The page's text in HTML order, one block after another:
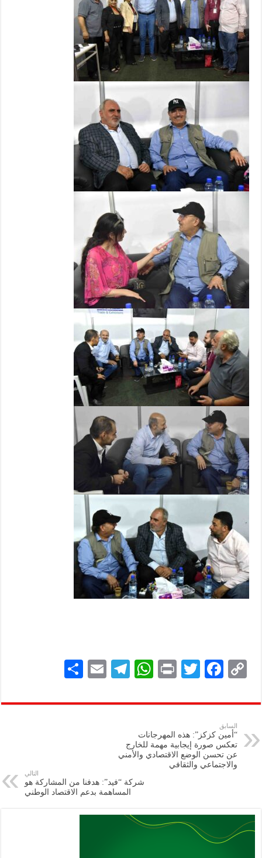
C
p
y
Li
n
F
eb
k
T
tt
P
nt
W
at
A
p
p
Te
gr
E
ai
ar
السابق
“أمين كزكز”: هذه المهرجانات
تعكس صورة إيجابية مهمة للخارج
عن تحسن الوضع الاقتصادي والأمني
والاجتماعي والثقافي
التالي
شركة “فيد”: هدفنا من المشاركة هو
المساهمة بدعم الاقتصاد الوطني